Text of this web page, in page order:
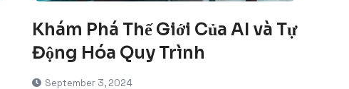
Khám Phá Thế Giới Của AI và Tự
Động Hóa Quy Trình
September 3, 2024